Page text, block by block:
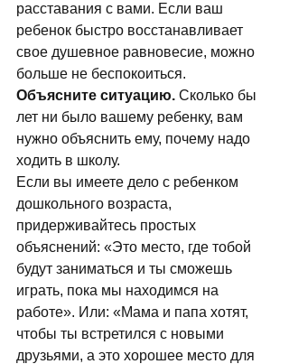
расставания с вами. Если ваш
ребенок быстро восстанавливает
свое душевное равновесие, можно
больше не беспокоиться.
Объясните ситуацию. Сколько бы
лет ни было вашему ребенку, вам
нужно объяснить ему, почему надо
ходить в школу.
Если вы имеете дело с ребенком
дошкольного возраста,
придерживайтесь простых
объяснений: «Это место, где тобой
будут заниматься и ты сможешь
играть, пока мы находимся на
работе». Или: «Мама и папа хотят,
чтобы ты встретился с новыми
друзьями, а это хорошее место для